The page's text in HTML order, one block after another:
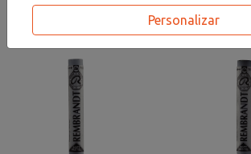
PRODUCTOS Personalizar